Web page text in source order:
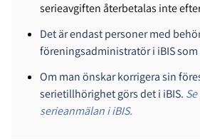
serieavgiften återbetalas inte
Det är endast personer med
föreningsadministratör i iBIS
Om man önskar korrigera sin
serietillhörighet görs det i iBIS.
serieanmälan i iBIS.